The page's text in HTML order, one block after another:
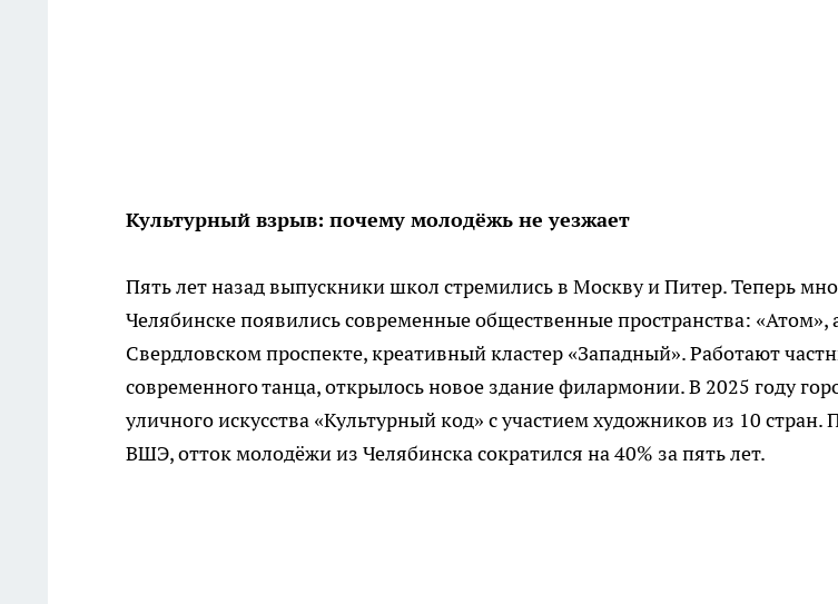
Культурный взрыв: почему молодёжь не уезжает
Пять лет назад выпускники школ стремились в Москву и Питер. Теперь
Челябинске появились современные общественные пространства: «Атом»,
Свердловском проспекте, креативный кластер «Западный». Работают
современного танца, открылось новое здание филармонии. В 2025 году
уличного искусства «Культурный код» с участием художников из 10
ВШЭ, отток молодёжи из Челябинска сократился на 40% за пять лет.